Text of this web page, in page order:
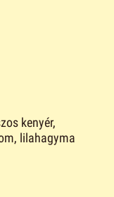
kenyér,
lilahagyma